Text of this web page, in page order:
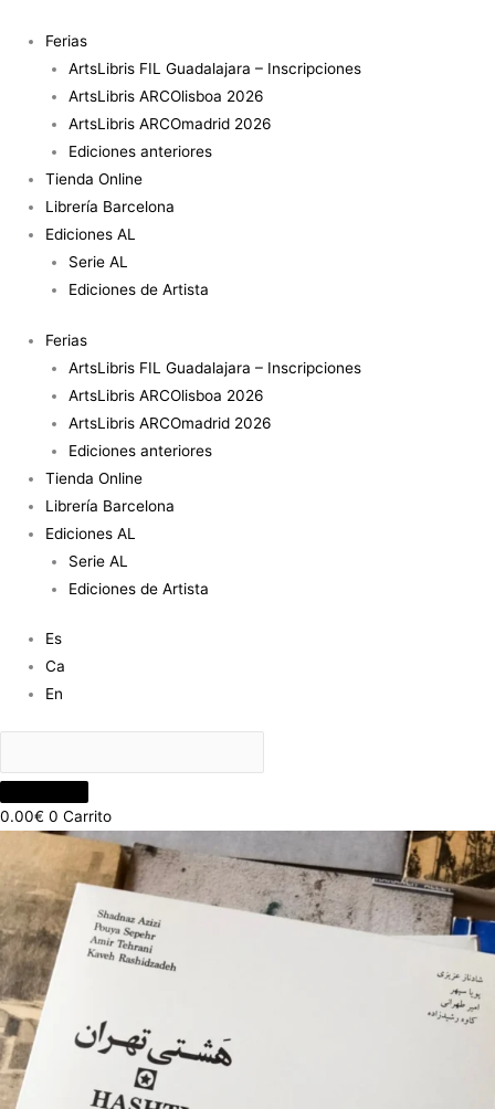
contenido
Ferias
ArtsLibris FIL Guadalajara – Inscripciones
ArtsLibris ARCOlisboa 2026
ArtsLibris ARCOmadrid 2026
Ediciones anteriores
Tienda Online
Librería Barcelona
Ediciones AL
Serie AL
Ediciones de Artista
Ferias
ArtsLibris FIL Guadalajara – Inscripciones
ArtsLibris ARCOlisboa 2026
ArtsLibris ARCOmadrid 2026
Ediciones anteriores
Tienda Online
Librería Barcelona
Ediciones AL
Serie AL
Ediciones de Artista
Es
Ca
En
0.00€ 0 Carrito
Tehrán
cantidad